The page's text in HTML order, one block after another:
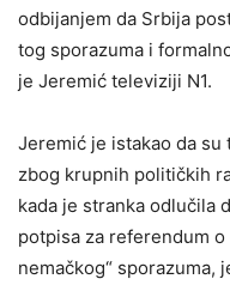
odbijanjem da Srbija
tog sporazuma i
je Jeremić televiziji N1.
Jeremić je istakao da
zbog krupnih političkih
kada je stranka odlučila
potpisa za referendum
nemačkog“ sporazuma,